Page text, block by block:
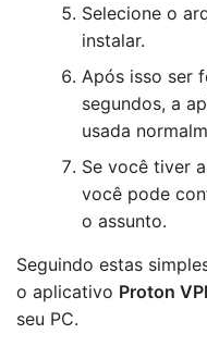
Selecione o
instalar.
Após isso ser
segundos, a
usada
Se você tiver
você pode
o assunto.
Seguindo estas
o aplicativo Proton
seu PC.